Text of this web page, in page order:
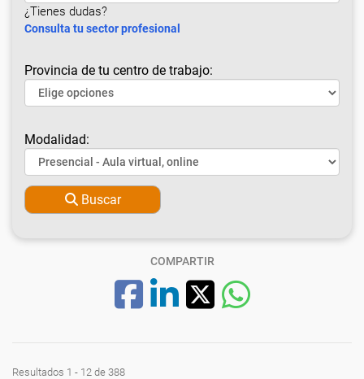
¿Tienes dudas?
Consulta tu sector profesional
Provincia de tu centro de trabajo:
Modalidad:
Buscar
COMPARTIR
Resultados 1 - 12 de 388